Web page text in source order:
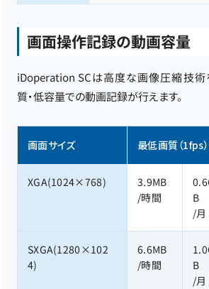
画面操作記録の動画容量
iDoperation SCは高度な画像圧縮技術
質・低容量での動画記録が行えます。
画面サイズ 最低画質（1fps）
XGA(1024×768)
3.9MB
/時間
B
/月
SXGA(1280×102
4)
6.6MB
/時間
B
/月